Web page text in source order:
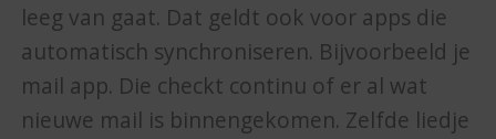
leeg van gaat. Dat geldt ook voor apps die
automatisch synchroniseren. Bijvoorbeeld je
mail app. Die checkt continu of er al wat
nieuwe mail is binnengekomen. Zelfde liedje